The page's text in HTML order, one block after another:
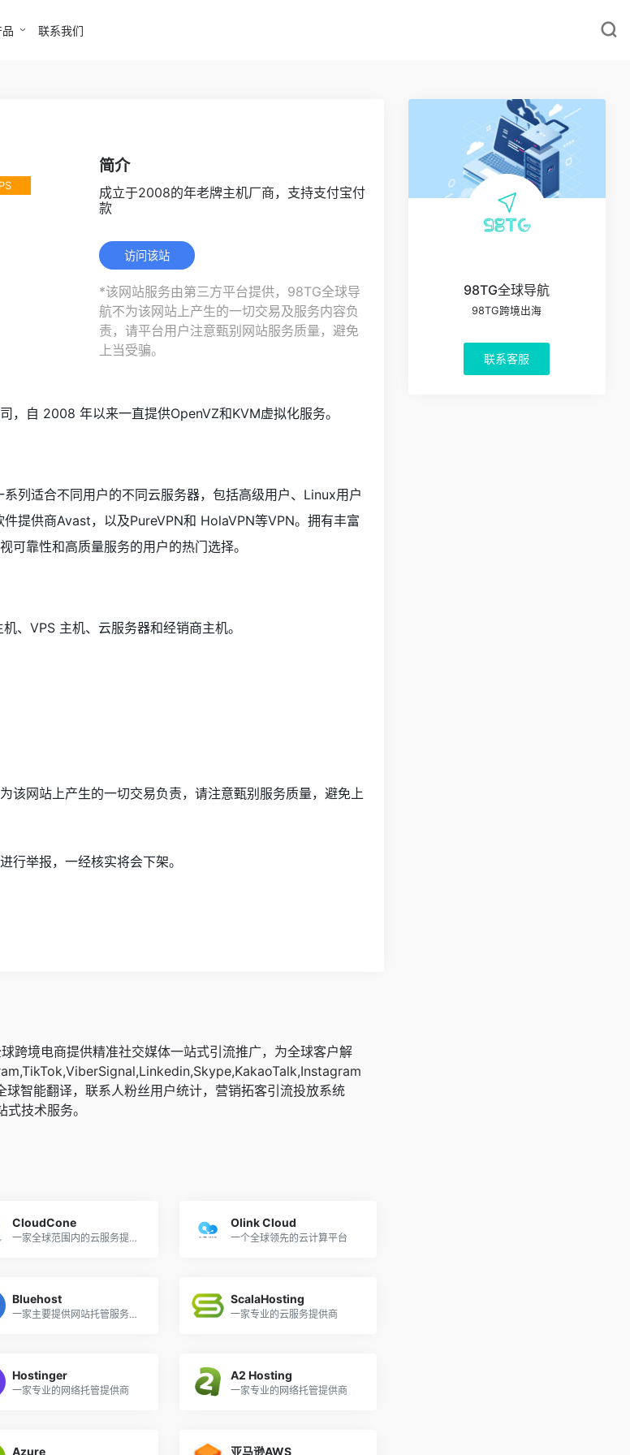
联系我们
简介
成立于2008的年老牌主机厂商，支持支付宝付
款
访问该站
*该网站服务由第三方平台提供，98TG全球导
航不为该网站上产生的一切交易及服务内容负
责，请平台用户注意甄别网站服务质量，避免
上当受骗。
，自 2008 年以来一直提供OpenVZ和KVM虚拟化服务。
列适合不同用户的不同云服务器，包括高级用户、Linux用户
提供商Avast，以及PureVPN和 HolaVPN等VPN。拥有丰富
可靠性和高质量服务的用户的热门选择。
、VPS 主机、云服务器和经销商主机。
该网站上产生的一切交易负责，请注意甄别服务质量，避免上
行举报，一经核实将会下架。
跨境电商提供精准社交媒体一站式引流推广，为全球客户解
智能翻译，联系人粉丝用户统计，营销拓客引流投放系统
技术服务。
CloudCone
一家全球范围内的云服务提供商
Olink Cloud
一个全球领先的云计算平台
Bluehost
一家主要提供网站托管服务的公司
ScalaHosting
一家专业的云服务提供商
Hostinger
一家专业的网络托管提供商
A2 Hosting
一家专业的网络托管提供商
Azure 亚马逊AWS
98TG全球导航
98TG跨境出海
联系客服